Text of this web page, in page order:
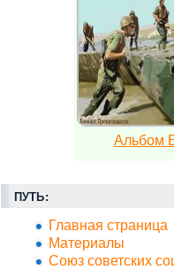
Альбом
ПУТЬ:
Главная страница
Материалы
Союз советских